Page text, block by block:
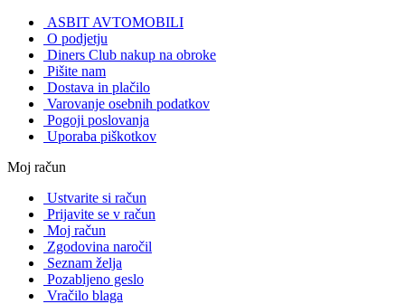
ASBIT AVTOMOBILI
O podjetju
Diners Club nakup na obroke
Pišite nam
Dostava in plačilo
Varovanje osebnih podatkov
Pogoji poslovanja
Uporaba piškotkov
Moj račun
Ustvarite si račun
Prijavite se v račun
Moj račun
Zgodovina naročil
Seznam želja
Pozabljeno geslo
Vračilo blaga